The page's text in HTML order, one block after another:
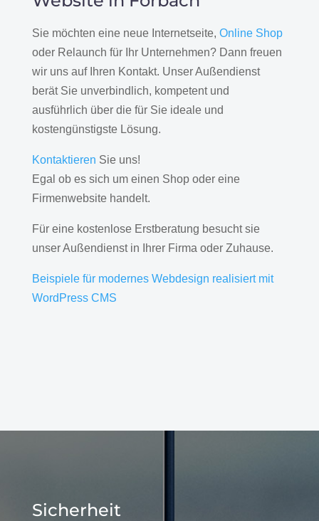
Sie möchten eine neue Internetseite, Online Shop
oder Relaunch für Ihr Unternehmen? Dann freuen
wir uns auf Ihren Kontakt. Unser Außendienst
berät Sie unverbindlich, kompetent und
ausführlich über die für Sie ideale und
kostengünstigste Lösung.
Kontaktieren Sie uns!
Egal ob es sich um einen Shop oder eine
Firmenwebsite handelt.
Für eine kostenlose Erstberatung besucht sie
unser Außendienst in Ihrer Firma oder Zuhause.
Beispiele für modernes Webdesign realisiert mit
WordPress CMS
Sicherheit